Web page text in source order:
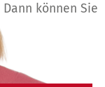
können Sie